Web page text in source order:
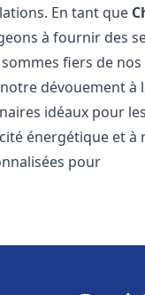
En tant que
à fournir des
fiers de
dévouement à
idéaux pour
énergétique et à
pour